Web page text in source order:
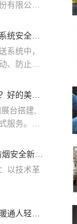
有限公司
打造内部
凭借稳定
理能力，
止回阀性能升级：为流体系统安全运行再加一道 “防护锁”
系统中，
、防止回
了响应速
提前预判
到主动维
行，为流
些新应用
能升级的
美国展览搭建公司有哪些？好的美国展览搭建公司推荐
台搭建,
服务。欧
级,打造全
专家。
京智安-以技术革新引领防烟安全新时代
以技术革
海尔发布暖人智控柜：让暖通人轻松做智控